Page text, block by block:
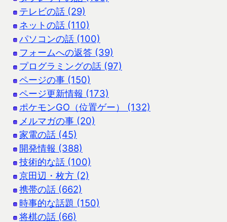
テレビの話 (29)
ネットの話 (110)
パソコンの話 (100)
フォームへの返答 (39)
プログラミングの話 (97)
ページの事 (150)
ページ更新情報 (173)
ポケモンGO（位置ゲー） (132)
メルマガの事 (20)
家電の話 (45)
開発情報 (388)
技術的な話 (100)
京田辺・枚方 (2)
携帯の話 (662)
時事的な話題 (150)
将棋の話 (66)